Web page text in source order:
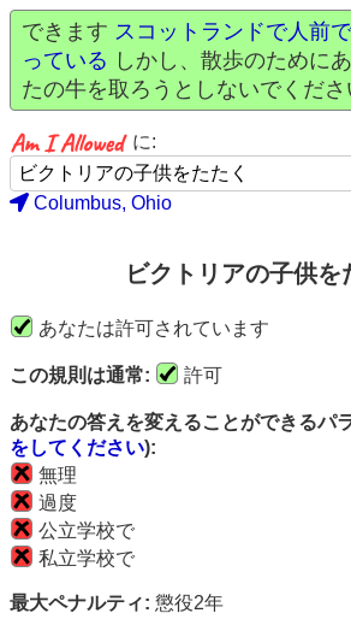
できます スコットランドで人前
っている しかし、散歩のために
たの牛を取ろうとしないでくださ
に:
Columbus, Ohio
ビクトリアの子供を
あなたは許可されています
この規則は通常: 許可
あなたの答えを変えることができるパ
をしてください):
無理
過度
公立学校で
私立学校で
最大ペナルティ: 懲役2年